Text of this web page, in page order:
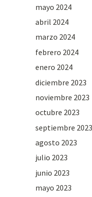
mayo 2024
abril 2024
marzo 2024
febrero 2024
enero 2024
diciembre 2023
noviembre 2023
octubre 2023
septiembre 2023
agosto 2023
julio 2023
junio 2023
mayo 2023